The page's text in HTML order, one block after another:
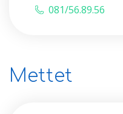
081/56.89.56
Mettet